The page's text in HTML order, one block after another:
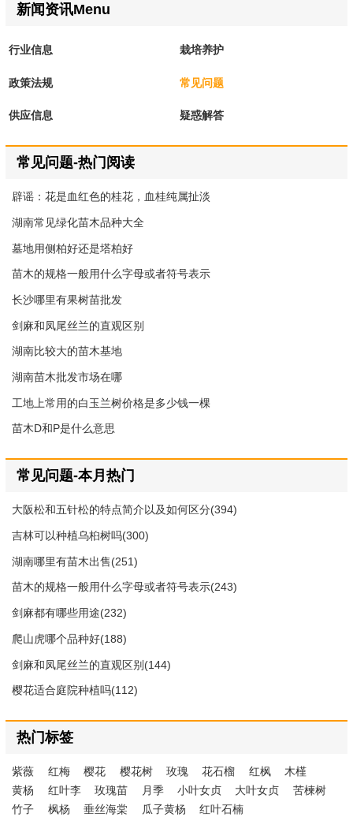
新闻资讯Menu
行业信息 栽培养护
政策法规 常见问题
供应信息 疑惑解答
常见问题-热门阅读
辟谣：花是血红色的桂花，血桂纯属扯淡
湖南常见绿化苗木品种大全
墓地用侧柏好还是塔柏好
苗木的规格一般用什么字母或者符号表示
长沙哪里有果树苗批发
剑麻和凤尾丝兰的直观区别
湖南比较大的苗木基地
湖南苗木批发市场在哪
工地上常用的白玉兰树价格是多少钱一棵
苗木D和P是什么意思
常见问题-本月热门
大阪松和五针松的特点简介以及如何区分(394)
吉林可以种植乌桕树吗(300)
湖南哪里有苗木出售(251)
苗木的规格一般用什么字母或者符号表示(243)
剑麻都有哪些用途(232)
爬山虎哪个品种好(188)
剑麻和凤尾丝兰的直观区别(144)
樱花适合庭院种植吗(112)
热门标签
紫薇 红梅 樱花 樱花树 玫瑰 花石榴 红枫
木槿
黄杨
红叶李 玫瑰苗 月季 小叶女贞 大叶女贞
苦楝树
竹子
枫杨 垂丝海棠 瓜子黄杨 红叶石楠